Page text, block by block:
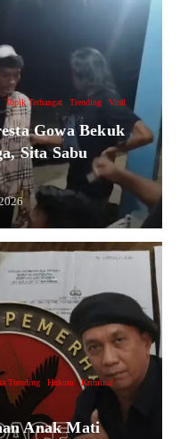
Topik Terhangat Trending Viral
Gowa Bekuk
Sita Sabu
Trending Hukum
Kriminal
Anak Mati